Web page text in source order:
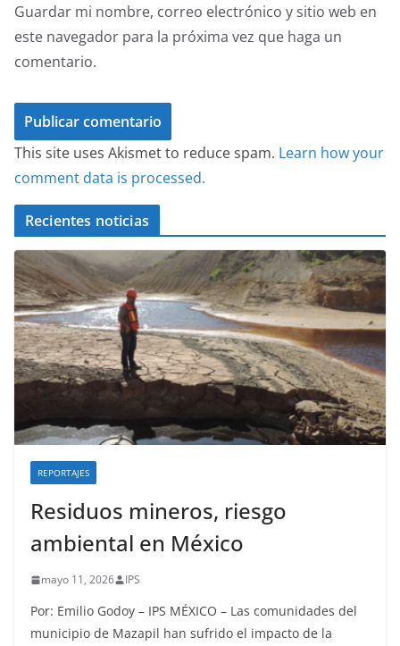
Guardar mi nombre, correo electrónico y sitio web en
este navegador para la próxima vez que haga un
comentario.
This site uses Akismet to reduce spam. Learn how your
comment data is processed.
Recientes noticias
REPORTAJES
Residuos mineros, riesgo
ambiental en México
mayo 11, 2026 IPS
Por: Emilio Godoy – IPS MÉXICO – Las comunidades del
municipio de Mazapil han sufrido el impacto de la